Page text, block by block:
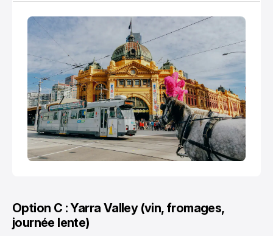
exactement où monter et où descendre.
Option C : Yarra Valley (vin, fromages,
journée lente)